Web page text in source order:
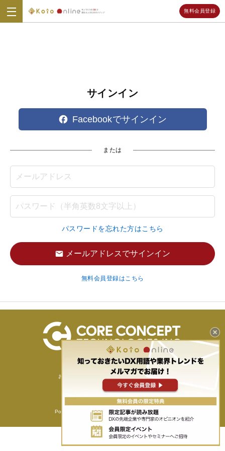
Koto
無料会員登録
サインイン
Facebookでサインイン
または
パスワードを忘れた方はこちら
メールアドレスでサインイン
無料会員登録はこちら
ホーム
運営者情報
お問い合わせ
会員規約
個人情報保護方針
Powerd by © Core Concept Technologies Inc.